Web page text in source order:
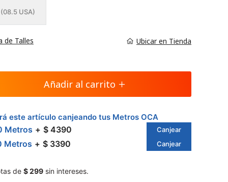
(08.5 USA)
de Talles Ubicar en Tienda
Añadir al carrito
este artículo canjeando tus Metros OCA
Metros $ 4390 Canjear
Metros $ 3390 Canjear
de $ 299 sin intereses.